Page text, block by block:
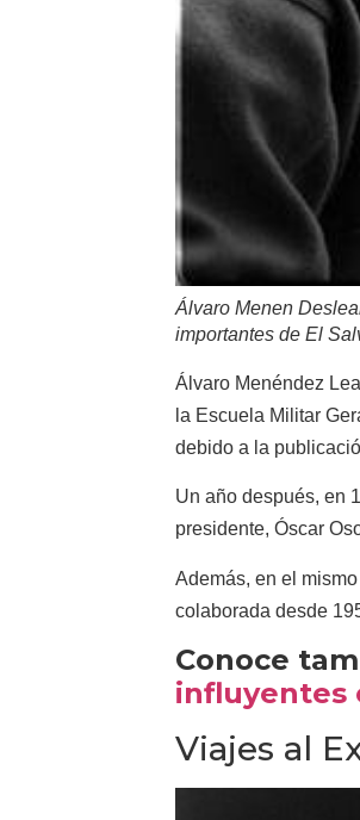
Álvaro Menen
importantes de El
Álvaro Menéndez
la Escuela Militar
debido a la
Un año después, en
presidente, Óscar
Además, en el
colaborada desde
Conoce
influyentes
Viajes al